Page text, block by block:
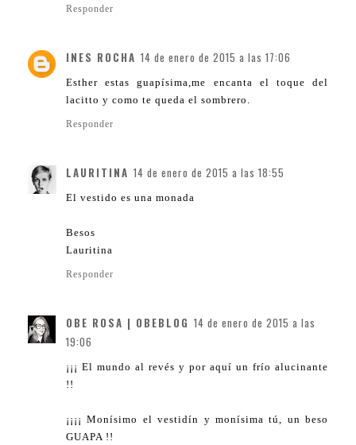
Responder
INES ROCHA 14 de enero de 2015 a las 17:06
Esther estas guapísima,me encanta el toque del
lacitto y como te queda el sombrero.
Responder
LAURITINA 14 de enero de 2015 a las 18:55
El vestido es una monada
Besos
Lauritina
Responder
OBE ROSA | OBEBLOG 14 de enero de 2015 a las
19:06
¡¡¡ El mundo al revés y por aquí un frío alucinante
!!
¡¡¡¡ Monísimo el vestidín y monísima tú, un beso
GUAPA !!